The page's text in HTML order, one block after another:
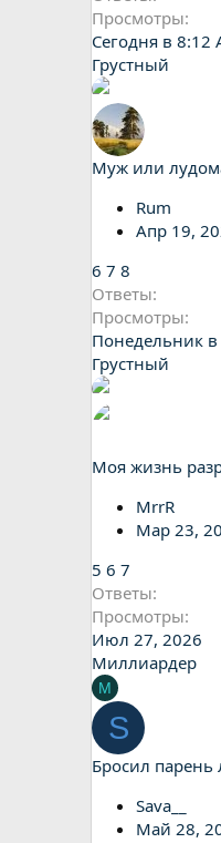
Просмотры
Сегодня в 8:12
Грустный
Муж или
Rum
Апр 19,
6 7 8
Ответы
Просмотры
Понедельник в
Грустный
Моя жизнь
MrrR
Мар 23,
5 6 7
Ответы
Просмотры
Июл 27, 2026
Миллиардер
М
S
Бросил парень
Sava__
Май 28,